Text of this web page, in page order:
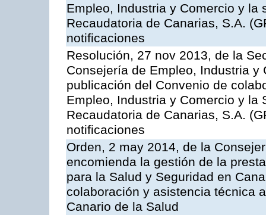
Empleo, Industria y Comercio y la
Recaudatoria de Canarias, S.A.
notificaciones
Resolución, 27 nov 2013, de la
Consejería de Empleo, Industria
publicación del Convenio de
Empleo, Industria y Comercio y la
Recaudatoria de Canarias, S.A.
notificaciones
Orden, 2 may 2014, de la
encomienda la gestión de la
para la Salud y Seguridad en
colaboración y asistencia técnica
Canario de la Salud